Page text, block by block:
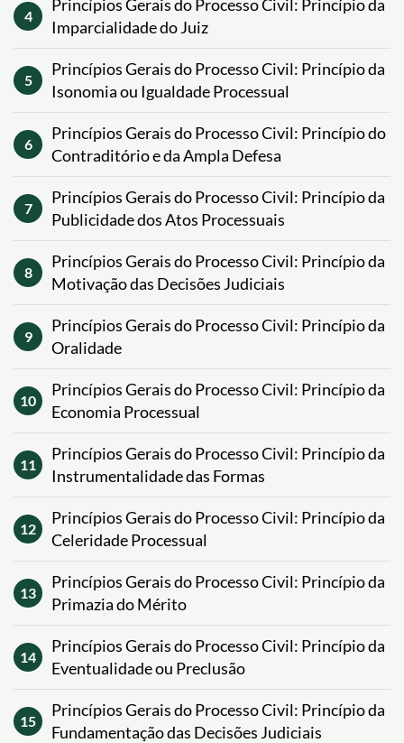
4
Princípios Gerais do Processo Civil: Princípio da
Imparcialidade do Juiz
5
Princípios Gerais do Processo Civil: Princípio da
Isonomia ou Igualdade Processual
6
Princípios Gerais do Processo Civil: Princípio do
Contraditório e da Ampla Defesa
7
Princípios Gerais do Processo Civil: Princípio da
Publicidade dos Atos Processuais
8
Princípios Gerais do Processo Civil: Princípio da
Motivação das Decisões Judiciais
9
Princípios Gerais do Processo Civil: Princípio da
Oralidade
10
Princípios Gerais do Processo Civil: Princípio da
Economia Processual
11
Princípios Gerais do Processo Civil: Princípio da
Instrumentalidade das Formas
12
Princípios Gerais do Processo Civil: Princípio da
Celeridade Processual
13
Princípios Gerais do Processo Civil: Princípio da
Primazia do Mérito
14
Princípios Gerais do Processo Civil: Princípio da
Eventualidade ou Preclusão
15
Princípios Gerais do Processo Civil: Princípio da
Fundamentação das Decisões Judiciais